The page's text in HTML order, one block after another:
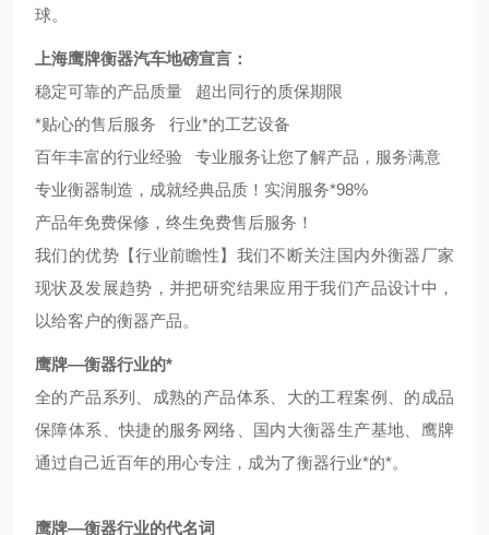
球。
上海鹰牌衡器汽车地磅宣言：
稳定可靠的产品质量 超出同行的质保期限
*贴心的售后服务 行业*的工艺设备
百年丰富的行业经验 专业服务让您了解产品，服务满意
专业衡器制造，成就经典品质！实润服务*98%
产品年免费保修，终生免费售后服务！
我们的优势【行业前瞻性】我们不断关注国内外衡器厂家
现状及发展趋势，并把研究结果应用于我们产品设计中，
以给客户的衡器产品。
鹰牌—衡器行业的*
全的产品系列、成熟的产品体系、大的工程案例、的成品
保障体系、快捷的服务网络、国内大衡器生产基地、鹰牌
通过自己近百年的用心专注，成为了衡器行业*的*。
鹰牌—衡器行业的代名词